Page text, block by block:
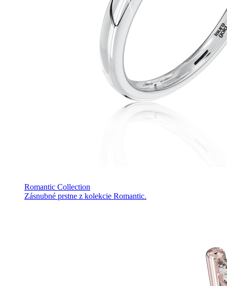
Romantic Collection
Zásnubné prstne z kolekcie Romantic.